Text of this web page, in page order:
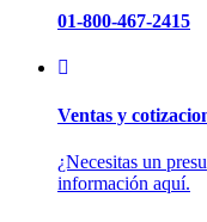
01-800-467-2415
Ventas y
¿Necesitas un
información aquí.